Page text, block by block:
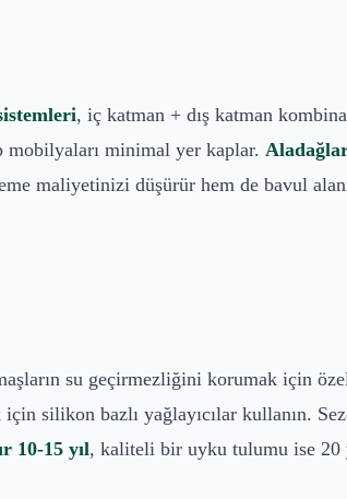
, iç katman + dış katman
mobilyaları minimal yer kaplar.
maliyetinizi düşürür hem de bavul
su geçirmezliğini korumak için
silikon bazlı yağlayıcılar kullanın.
10-15 yıl, kaliteli bir uyku tulumu ise 20